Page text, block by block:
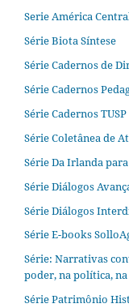
Serie América
Série Biota Síntese
Série Cadernos de
Série Cadernos
Série Cadernos TUSP
Série Coletânea de
Série Da Irlanda
Série Diálogos
Série Diálogos
Série E-books
Série: Narrativas
poder, na política,
Série Patrimônio